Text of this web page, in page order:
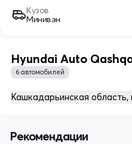
Кузов
Минивэн
Hyundai Auto
6 автомобилей
Кашкадарьинская
Рекомендации